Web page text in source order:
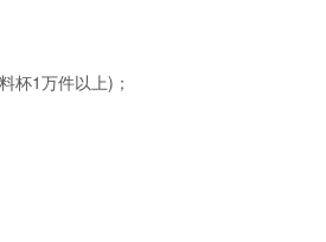
杯1万件以上)；